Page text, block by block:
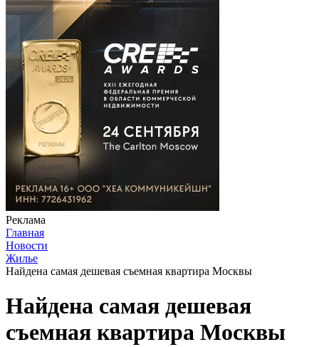
Реклама
Главная
Новости
Жилье
Найдена самая дешевая съемная квартира Москвы
Найдена самая дешевая
съемная квартира Москвы